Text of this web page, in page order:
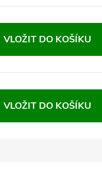
VLOŽIT DO KOŠÍKU
VLOŽIT DO KOŠÍKU